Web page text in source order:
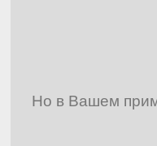
Но в Вашем